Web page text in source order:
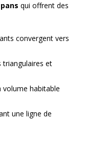
qui offrent des
convergent vers
triangulaires et
habitable
une ligne de